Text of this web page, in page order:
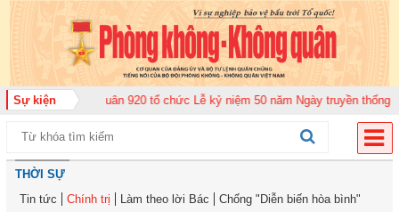
Sự kiện
đoàn Không quân 920 tổ chức Lễ kỷ niệm 50 năm Ngày truyền thống (12-
THỜI SỰ
Tin tức
Chính trị Làm theo lời Bác Chống "Diễn biến hòa bình"